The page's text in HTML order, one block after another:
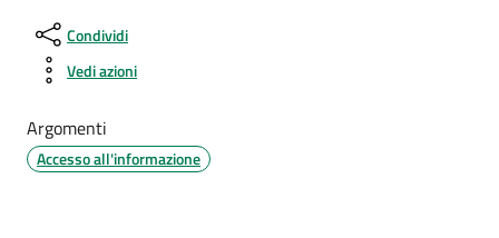
Condividi
Vedi azioni
Argomenti
Accesso all'informazione